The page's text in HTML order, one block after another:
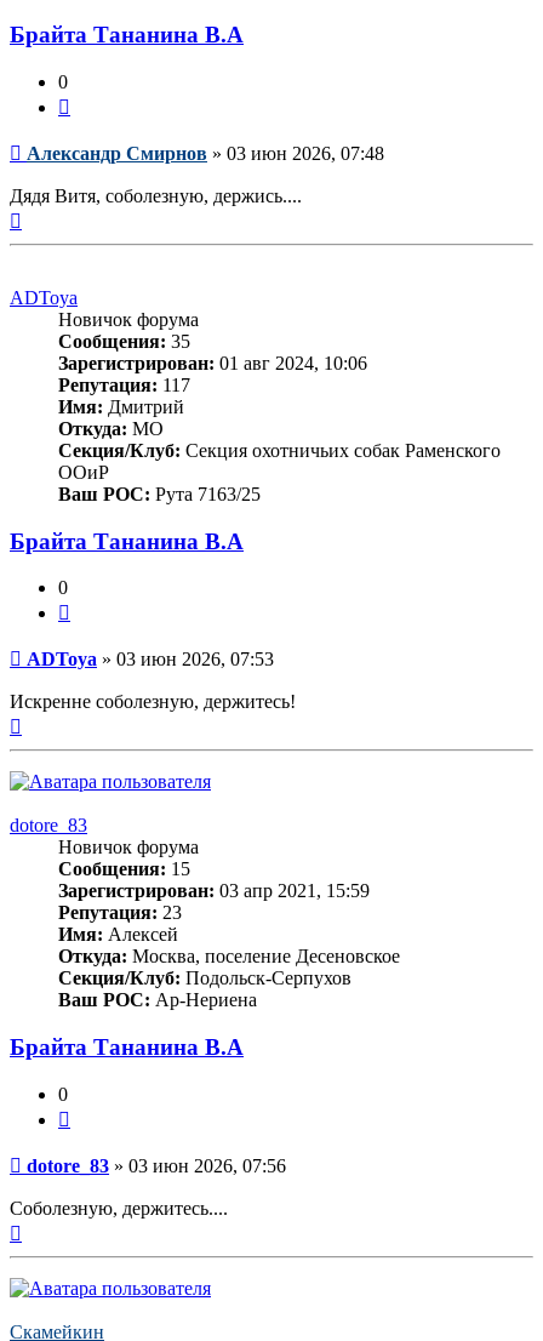
Брайта Тананина В.А
0
Сообщение
Александр Смирнов » 03 июн 2026, 07:48
Дядя Витя, соболезную, держись....
ADToya
Новичок форума
Сообщения: 35
Зарегистрирован: 01 авг 2024, 10:06
Репутация: 117
Имя: Дмитрий
Откуда: МО
Секция/Клуб: Секция охотничьих собак Раменского
ООиР
Ваш РОС: Рута 7163/25
Брайта Тананина В.А
0
Сообщение
ADToya » 03 июн 2026, 07:53
Искренне соболезную, держитесь!
к
началу
dotore_83
Новичок форума
Сообщения: 15
Зарегистрирован: 03 апр 2021, 15:59
Репутация: 23
Имя: Алексей
Откуда: Москва, поселение Десеновское
Секция/Клуб: Подольск-Серпухов
Ваш РОС: Ар-Нериена
Брайта Тананина В.А
0
Сообщение
dotore_83 » 03 июн 2026, 07:56
Соболезную, держитесь....
Скамейкин